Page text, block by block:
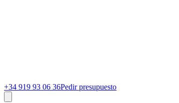
+34 919 93 06 36Pedir presupuesto